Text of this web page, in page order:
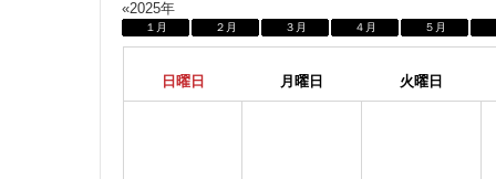
«2025年
１月 ２月 ３月 ４月 ５月
日曜日 月曜日 火曜日